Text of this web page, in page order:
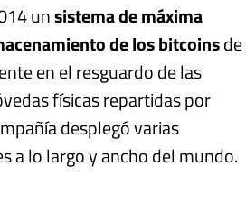
unsistema de máxima
de los bitcoinsde
en el resguardo de las
físicas repartidas por
desplegó varias
a lo largo y ancho del mundo.